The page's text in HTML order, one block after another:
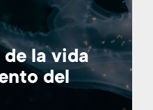
la vida
del